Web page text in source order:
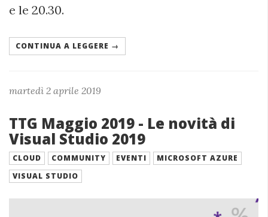
e le 20.30.
CONTINUA A LEGGERE →
martedì 2 aprile 2019
TTG Maggio 2019 - Le novità di
Visual Studio 2019
CLOUD COMMUNITY EVENTI
MICROSOFT AZURE
VISUAL STUDIO